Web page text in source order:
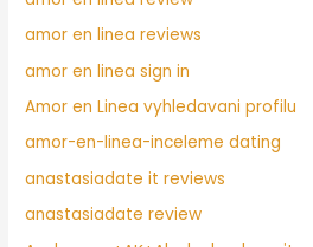
amor en linea reviews
amor en linea sign in
Amor en Linea vyhledavani profilu
amor-en-linea-inceleme dating
anastasiadate it reviews
anastasiadate review